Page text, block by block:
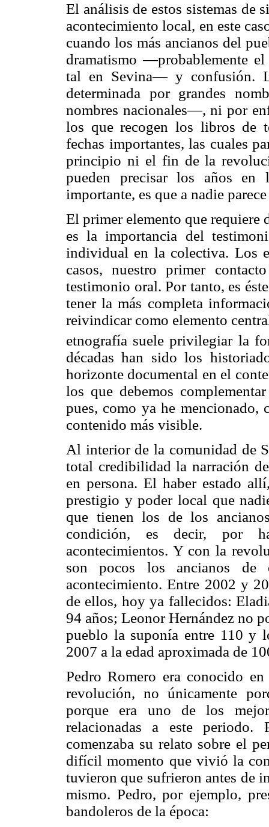
El análisis de estos sistemas de
acontecimiento local, en este
cuando los más ancianos del
dramatismo —probablemente
tal en Sevina— y confusión.
determinada por grandes
nombres nacionales—, ni por
los que recogen los libros de
fechas importantes, las cuales
principio ni el fin de la
pueden precisar los años
importante, es que a nadie
El primer elemento que requiere
es la importancia del
individual en la colectiva. Los
casos, nuestro primer
testimonio oral. Por tanto, es
tener la más completa
reivindicar como elemento
etnografía suele privilegiar la
décadas han sido los
horizonte documental en el
los que debemos
pues, como ya he mencionado,
contenido más visible.
Al interior de la comunidad de
total credibilidad la narración
en persona. El haber estado
prestigio y poder local que
que tienen los de los
condición, es decir, por
acontecimientos. Y con la
son pocos los ancianos de
acontecimiento. Entre 2002 y
de ellos, hoy ya fallecidos:
94 años; Leonor Hernández no
pueblo la suponía entre 110 y
2007 a la edad aproximada de
Pedro Romero era conocido
revolución, no únicamente
porque era uno de los
relacionadas a este
comenzaba su relato sobre el
difícil momento que vivió la
tuvieron que sufrieron antes de
mismo. Pedro, por ejemplo,
bandoleros de la época: